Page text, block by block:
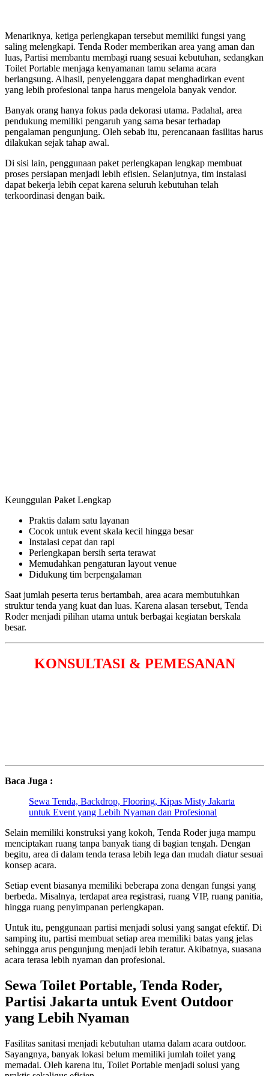
Menariknya, ketiga perlengkapan tersebut memiliki fungsi yang
saling melengkapi. Tenda Roder memberikan area yang aman dan
luas, Partisi membantu membagi ruang sesuai kebutuhan, sedangkan
Toilet Portable menjaga kenyamanan tamu selama acara
berlangsung. Alhasil, penyelenggara dapat menghadirkan event
yang lebih profesional tanpa harus mengelola banyak vendor.
Banyak orang hanya fokus pada dekorasi utama. Padahal, area
pendukung memiliki pengaruh yang sama besar terhadap
pengalaman pengunjung. Oleh sebab itu, perencanaan fasilitas harus
dilakukan sejak tahap awal.
Di sisi lain, penggunaan paket perlengkapan lengkap membuat
proses persiapan menjadi lebih efisien. Selanjutnya, tim instalasi
dapat bekerja lebih cepat karena seluruh kebutuhan telah
terkoordinasi dengan baik.
Keunggulan Paket Lengkap
Praktis dalam satu layanan
Cocok untuk event skala kecil hingga besar
Instalasi cepat dan rapi
Perlengkapan bersih serta terawat
Memudahkan pengaturan layout venue
Didukung tim berpengalaman
Saat jumlah peserta terus bertambah, area acara membutuhkan
struktur tenda yang kuat dan luas. Karena alasan tersebut, Tenda
Roder menjadi pilihan utama untuk berbagai kegiatan berskala
besar.
KONSULTASI & PEMESANAN
Baca Juga :
Sewa Tenda, Backdrop, Flooring, Kipas Misty Jakarta
untuk Event yang Lebih Nyaman dan Profesional
Selain memiliki konstruksi yang kokoh, Tenda Roder juga mampu
menciptakan ruang tanpa banyak tiang di bagian tengah. Dengan
begitu, area di dalam tenda terasa lebih lega dan mudah diatur sesuai
konsep acara.
Setiap event biasanya memiliki beberapa zona dengan fungsi yang
berbeda. Misalnya, terdapat area registrasi, ruang VIP, ruang panitia,
hingga ruang penyimpanan perlengkapan.
Untuk itu, penggunaan partisi menjadi solusi yang sangat efektif. Di
samping itu, partisi membuat setiap area memiliki batas yang jelas
sehingga arus pengunjung menjadi lebih teratur. Akibatnya, suasana
acara terasa lebih nyaman dan profesional.
Sewa Toilet Portable, Tenda Roder,
Partisi Jakarta untuk Event Outdoor
yang Lebih Nyaman
Fasilitas sanitasi menjadi kebutuhan utama dalam acara outdoor.
Sayangnya, banyak lokasi belum memiliki jumlah toilet yang
memadai. Oleh karena itu, Toilet Portable menjadi solusi yang